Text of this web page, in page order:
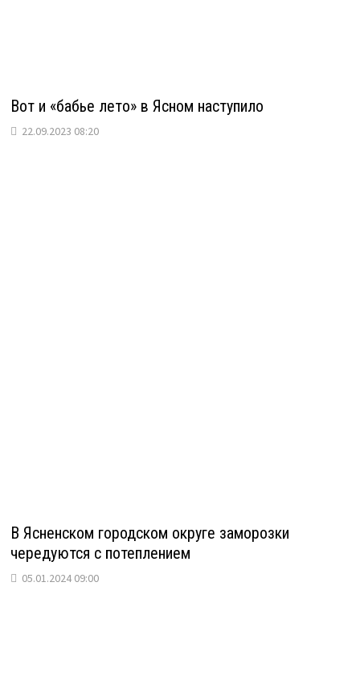
Вот и «бабье лето» в Ясном наступило
22.09.2023 08:20
В Ясненском городском округе заморозки
чередуются с потеплением
05.01.2024 09:00